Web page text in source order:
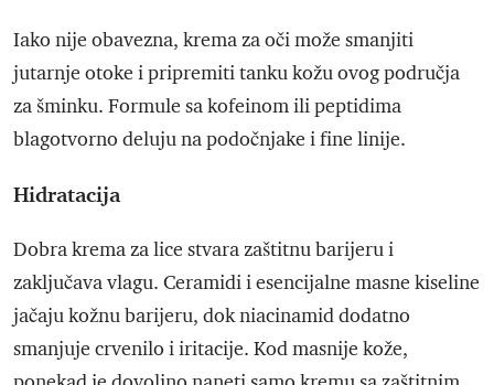
Iako nije obavezna, krema za oči može smanjiti
jutarnje otoke i pripremiti tanku kožu ovog područja
za šminku. Formule sa kofeinom ili peptidima
blagotvorno deluju na podočnjake i fine linije.
Hidratacija
Dobra krema za lice stvara zaštitnu barijeru i
zaključava vlagu. Ceramidi i esencijalne masne kiseline
jačaju kožnu barijeru, dok niacinamid dodatno
smanjuje crvenilo i iritacije. Kod masnije kože,